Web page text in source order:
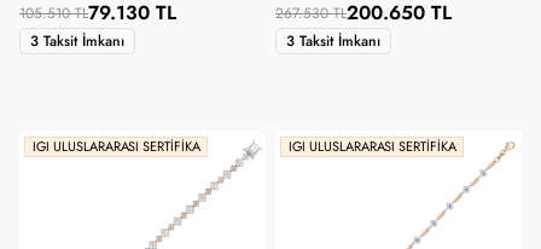
105.510 TL79.130 TL
3 Taksit İmkanı
267.530 TL200.650 TL
3 Taksit İmkanı
IGI ULUSLARARASI SERTIFIKA IGI ULUSLARARASI SERTIFIKA